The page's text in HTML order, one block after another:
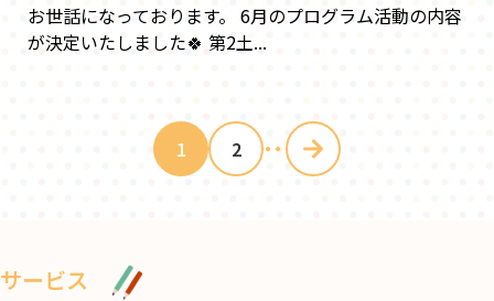
お世話になっております。 6月のプログラム活動の内容
が決定いたしました🍀 第2土...
1 2 ・・・
サービス